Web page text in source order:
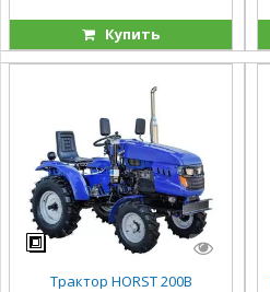
Купить
Трактор HORST 200B